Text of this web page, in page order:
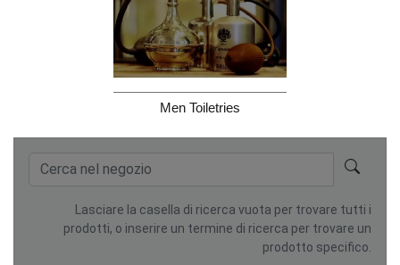
Men Toiletries
Lasciare la casella di ricerca vuota per trovare tutti i
prodotti, o inserire un termine di ricerca per trovare un
prodotto specifico.